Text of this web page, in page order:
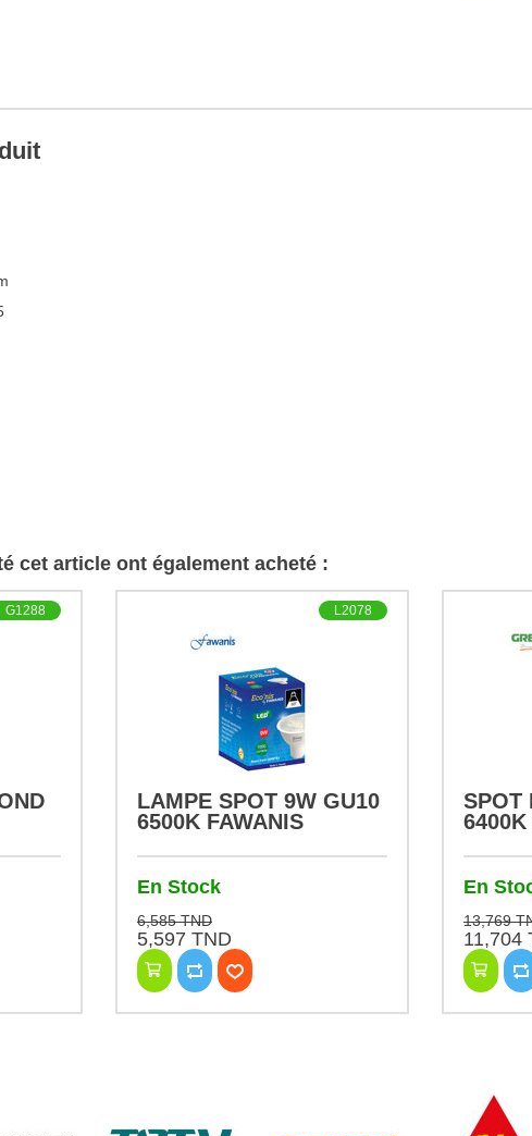
cet article ont également acheté :
G1288 L2078
LAMPE SPOT 9W GU10
6500K FAWANIS
En Stock
6,585 TND
5,597 TND
SPOT
6400K
En
13,769
11,704